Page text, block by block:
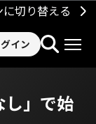
切り替える
イン
し」で始